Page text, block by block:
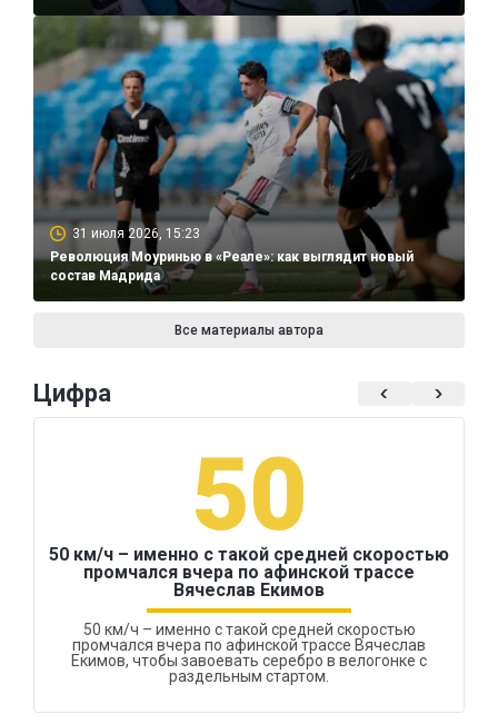
31 июля 2026, 15:23
Революция Моуринью в «Реале»: как выглядит новый
состав Мадрида
Все материалы автора
Цифра
50
50 км/ч – именно с такой средней скоростью
промчался вчера по афинской трассе
Вячеслав Екимов
50 км/ч – именно с такой средней скоростью
промчался вчера по афинской трассе Вячеслав
Екимов, чтобы завоевать серебро в велогонке с
раздельным стартом.